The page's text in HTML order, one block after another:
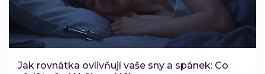
Jak rovnátka ovlivňují vaše sny a spánek: Co